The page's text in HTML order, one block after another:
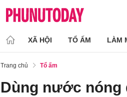
XÃ HỘI TỔ ẤM LÀM
Trang chủ Tổ ấm
Dùng nước